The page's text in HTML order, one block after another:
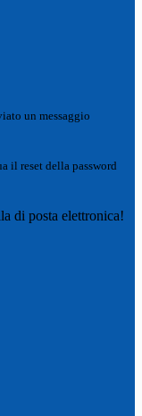
un messaggio
il reset della password
di posta elettronica!